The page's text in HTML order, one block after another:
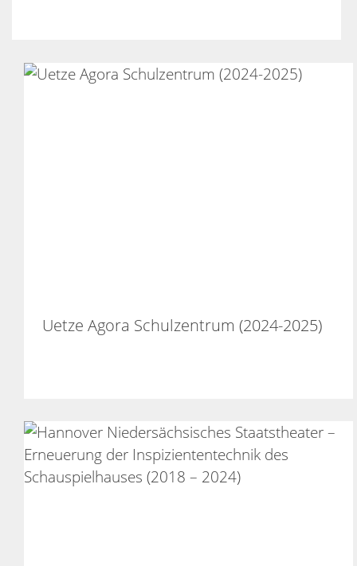
Uetze Agora Schulzentrum (2024-2025)